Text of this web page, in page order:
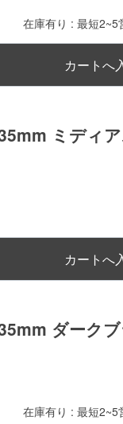
在庫有り : 最短2~5
ミディ
ダーク
在庫有り : 最短2~5